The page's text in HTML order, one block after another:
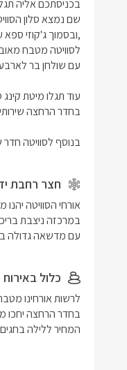
בנוסף לסוויטה חדר שינה ללינת ילדים, ובו 2
חצר רחבת
עם מדשאה גדולה בה
כלול באירוח